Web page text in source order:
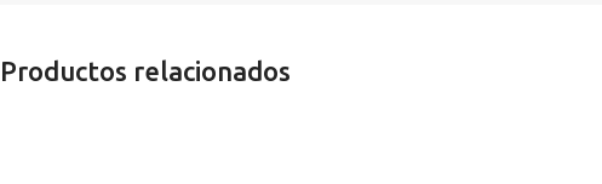
Productos relacionados